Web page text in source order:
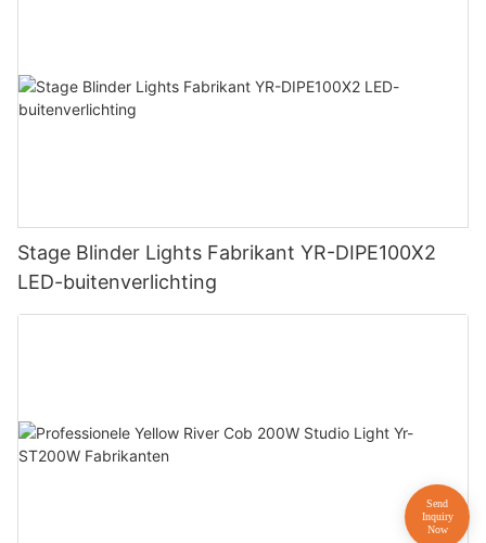
Stage Blinder Lights Fabrikant YR-DIPE100X2
LED-buitenverlichting